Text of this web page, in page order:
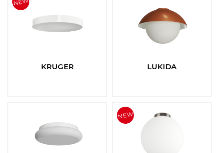
KRUGER LUKIDA